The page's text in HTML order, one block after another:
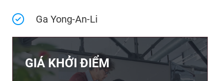
Ga Yong-An-Li
GIÁ KHỞI ĐIỂM